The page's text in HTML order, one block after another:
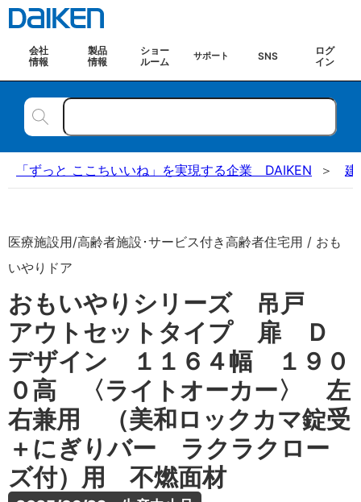
会社
情報
製品
情報
ショー
ルーム
サポート SNS
ログ
イン
「ずっと ここちいいね」を実現する企業 DAIKEN 建
医療施設用/高齢者施設･サービス付き高齢者住宅用 / おも
いやりドア
おもいやりシリーズ 吊戸
アウトセットタイプ 扉 Ｄ
デザイン １１６４幅 １９０
０高 〈ライトオーカー〉 左
右兼用 （美和ロックカマ錠受
＋にぎりバー ラクラクロー
ズ付）用 不燃面材